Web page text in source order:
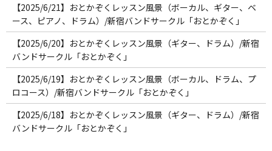
【2025/6/21】おとかぞくレッスン風景（ボーカル、ギター、ベ
ース、ピアノ、ドラム）/新宿バンドサークル「おとかぞく」
【2025/6/20】おとかぞくレッスン風景（ギター、ドラム）/新宿
バンドサークル「おとかぞく」
【2025/6/19】おとかぞくレッスン風景（ボーカル、ドラム、プ
ロコース）/新宿バンドサークル「おとかぞく」
【2025/6/18】おとかぞくレッスン風景（ギター、ドラム）/新宿
バンドサークル「おとかぞく」